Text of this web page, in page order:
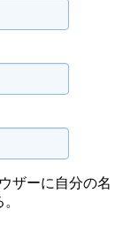
ザーに自分の名